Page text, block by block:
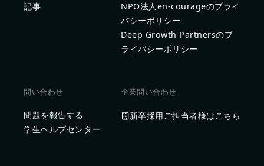
記事
NPO法人en-courageのプライ
バシーポリシー
Deep Growth Partnersのプ
ライバシーポリシー
問い合わせ
問題を報告する
学生ヘルプセンター
企業問い合わせ
新卒採用ご担当者様はこちら